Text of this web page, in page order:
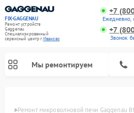
FIX-GAGGENAU
Ремонт устройств
Gaggenau
Специализированный
cервисный центр г.Иваново
+7
+7
Звонок
Мы ремонтируем
Ремонт микроволновой печи Gaggenau